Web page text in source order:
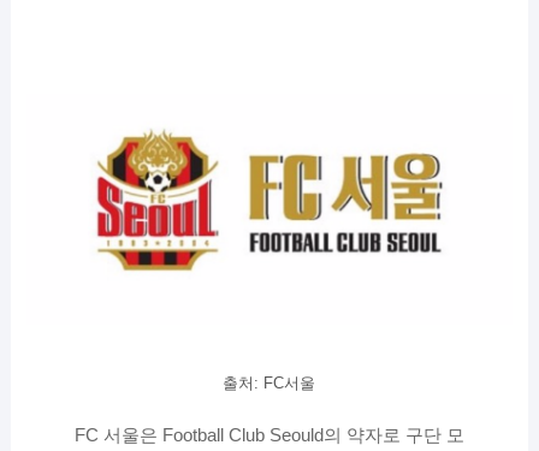
출처: FC서울
FC 서울은 Football Club Seould의 약자로 구단 모